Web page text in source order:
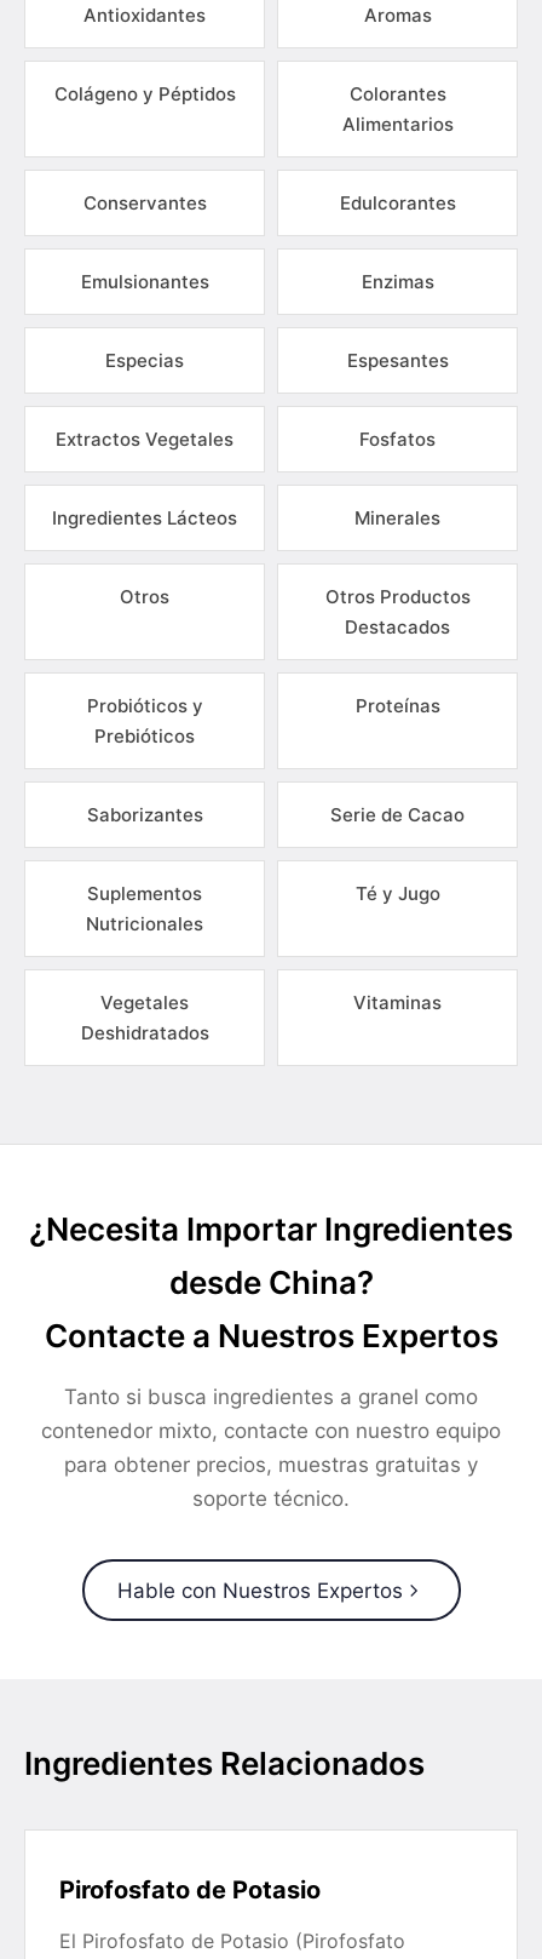
Antioxidantes Aromas
Colágeno y Péptidos
Colorantes
Alimentarios
Conservantes Edulcorantes
Emulsionantes Enzimas
Especias Espesantes
Extractos Vegetales Fosfatos
Ingredientes Lácteos Minerales
Otros
Otros Productos
Destacados
Probióticos y
Prebióticos
Proteínas
Saborizantes Serie de Cacao
Suplementos
Nutricionales
Té y Jugo
Vegetales
Deshidratados
Vitaminas
¿Necesita Importar Ingredientes
desde China?
Contacte a Nuestros Expertos
Tanto si busca ingredientes a granel como
contenedor mixto, contacte con nuestro equipo
para obtener precios, muestras gratuitas y
soporte técnico.
Hable con Nuestros Expertos
Ingredientes Relacionados
Pirofosfato de Potasio
El Pirofosfato de Potasio (Pirofosfato